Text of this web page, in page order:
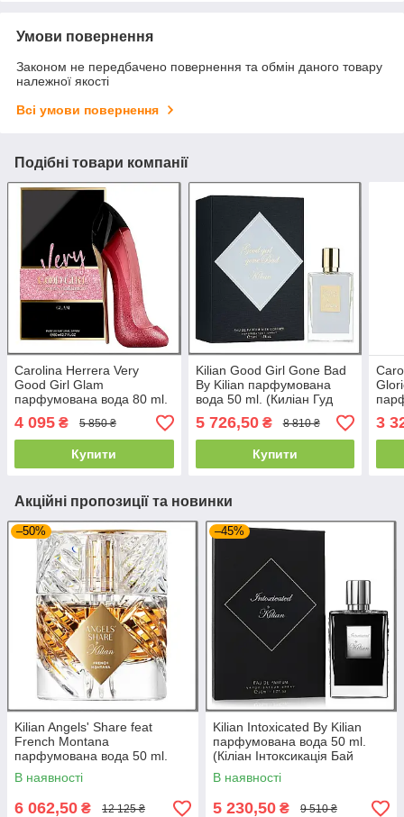
Умови повернення
Законом не передбачено повернення та обмін даного товару
належної якості
Всі умови повернення
Подібні товари компанії
Carolina Herrera Very
Good Girl Glam
парфумована вода 80 ml.
(Кароліна Еррера Вері Гуд
Герл Глам)
4 095 ₴ 5 850 ₴
Купити
Kilian Good Girl Gone Bad
By Kilian парфумована
вода 50 ml. (Киліан Гуд
Герл Гоне Бед Бай Кіліан)
5 726,50₴ 8 810 ₴
Купити
3
Акційні пропозиції та новинки
–50%
Kilian Angels' Share feat
French Montana
парфумована вода 50 ml.
(Киліан Доля Ангелів
Французька Монтана)
В наявності
6 062,50 ₴ 12 125 ₴
–45%
Kilian Intoxicated By Kilian
парфумована вода 50 ml.
(Кіліан Інтоксикація Бай
Кіліан). No clutch.
В наявності
5 230,50 ₴ 9 510 ₴